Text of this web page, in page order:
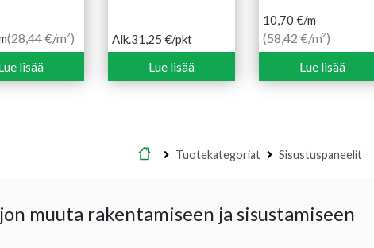
(28,44 €/m²)
lisää
Alk.31,25 €
Hintaluokka:
31,25 €
-
/pkt
Lue lisää
10,70 €/m
(58,42 €/m²)
Lue lisää
Etusivu
Tuotekategoriat Sisustuspaneelit
muuta rakentamiseen ja sisustamiseen